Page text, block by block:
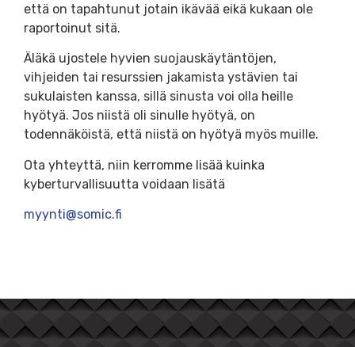
että on tapahtunut jotain ikävää eikä kukaan ole
raportoinut sitä.
Äläkä ujostele hyvien suojauskäytäntöjen,
vihjeiden tai resurssien jakamista ystävien tai
sukulaisten kanssa, sillä sinusta voi olla heille
hyötyä. Jos niistä oli sinulle hyötyä, on
todennäköistä, että niistä on hyötyä myös muille.
Ota yhteyttä, niin kerromme lisää kuinka
kyberturvallisuutta voidaan lisätä
myynti@somic.fi